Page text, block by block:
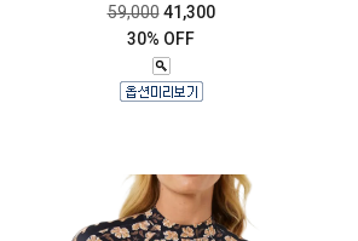
59,000 41,300
30% OFF